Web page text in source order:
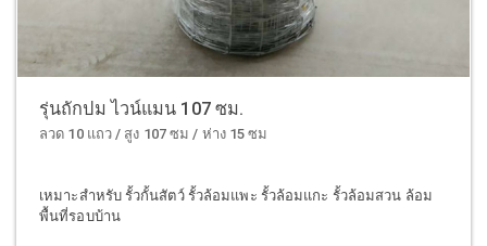
รุ่นถักปม ไวน์แมน 107 ซม.
ลวด 10 แถว / สูง 107 ซม / ห่าง 15 ซม
เหมาะสำหรับ รั้วกั้นสัตว์ รั้วล้อมแพะ รั้วล้อมแกะ รั้วล้อมสวน ล้อม
พื้นที่รอบบ้าน